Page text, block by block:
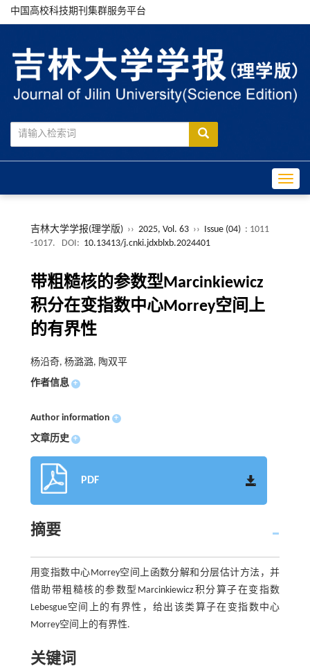
中国高校科技期刊集群服务平台
吉林大学学报(理学版) ›› 2025, Vol. 63 ›› Issue (04) : 1011
-1017.
DOI: 10.13413/j.cnki.jdxblxb.2024401
带粗糙核的参数型Marcinkiewicz
积分在变指数中心Morrey空间上
的有界性
杨沿奇, 杨潞潞, 陶双平
作者信息 +
Author information +
文章历史 +
PDF
摘要
用变指数中心Morrey空间上函数分解和分层估计方法，并
借助带粗糙核的参数型Marcinkiewicz积分算子在变指数
Lebesgue空间上的有界性，给出该类算子在变指数中心
Morrey空间上的有界性.
关键词